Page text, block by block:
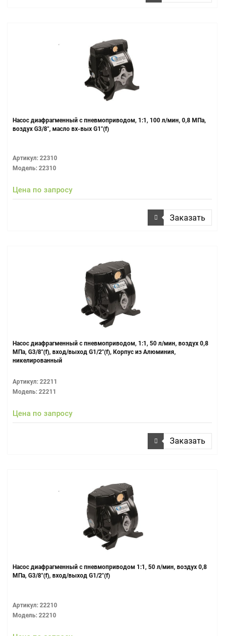
Насос диафрагменный с пневмоприводом, 1:1, 100 л/мин, 0,8 МПа,
воздух G3/8", масло вх-вых G1"(f)
Артикул: 22310
Модель: 22310
Цена по запросу
Заказать
Насос диафрагменный с пневмоприводом, 1:1, 50 л/мин, воздух 0,8
МПа, G3/8"(f), вход/выход G1/2"(f), Корпус из Алюминия,
никелированный
Артикул: 22211
Модель: 22211
Цена по запросу
Заказать
Насос диафрагменный с пневмоприводом 1:1, 50 л/мин, воздух 0,8
МПа, G3/8"(f), вход/выход G1/2"(f)
Артикул: 22210
Модель: 22210